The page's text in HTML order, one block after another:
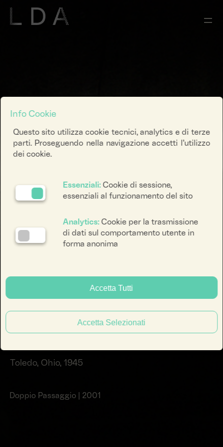
Info Cookie
Questo sito utilizza cookie tecnici, analytics e di terze
parti. Proseguendo nella navigazione accetti l’utilizzo
dei cookie.
Essenziali:Cookie di sessione,
essenziali al funzionamento del sito
Analytics:Cookie per la trasmissione
di dati sul comportamento utente in
forma anonima
Accetta Tutti
Accetta Selezionati
Toledo, Ohio, 1945
Joseph Kosuth
Doppio Passaggio | 2001